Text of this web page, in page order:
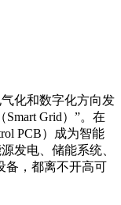
化和数字化方向发
Grid）”。在
PCB）成为智能
发电、储能系统、
备，都离不开高可